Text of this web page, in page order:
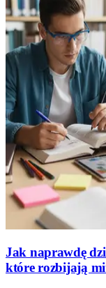
Jak naprawdę
które rozbijają